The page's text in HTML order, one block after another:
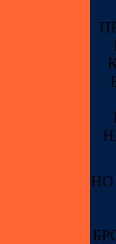
НО